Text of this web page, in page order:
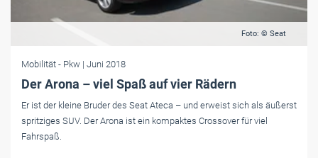
Foto: © Seat
Mobilität - Pkw | Juni 2018
Der Arona – viel Spaß auf vier Rädern
Er ist der kleine Bruder des Seat Ateca – und erweist sich als äußerst
spritziges SUV. Der Arona ist ein kompaktes Crossover für viel
Fahrspaß.